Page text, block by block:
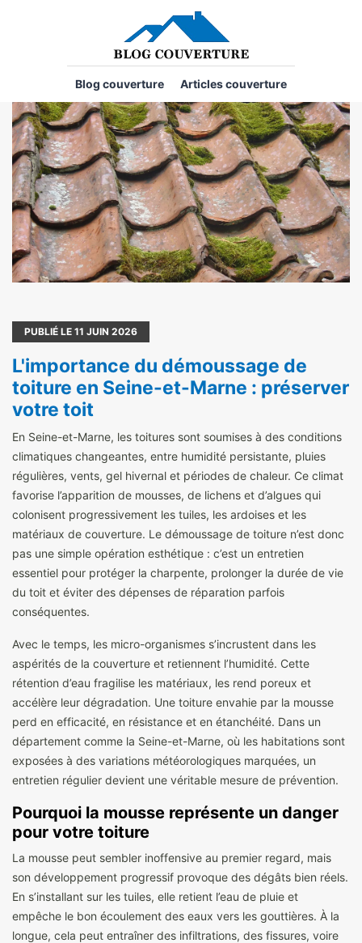
Blog couverture Articles couverture
PUBLIÉ LE 11 JUIN 2026
L'importance du démoussage de
toiture en Seine-et-Marne : préserver
votre toit
En Seine-et-Marne, les toitures sont soumises à des conditions
climatiques changeantes, entre humidité persistante, pluies
régulières, vents, gel hivernal et périodes de chaleur. Ce climat
favorise l’apparition de mousses, de lichens et d’algues qui
colonisent progressivement les tuiles, les ardoises et les
matériaux de couverture. Le démoussage de toiture n’est donc
pas une simple opération esthétique : c’est un entretien
essentiel pour protéger la charpente, prolonger la durée de vie
du toit et éviter des dépenses de réparation parfois
conséquentes.
Avec le temps, les micro-organismes s’incrustent dans les
aspérités de la couverture et retiennent l’humidité. Cette
rétention d’eau fragilise les matériaux, les rend poreux et
accélère leur dégradation. Une toiture envahie par la mousse
perd en efficacité, en résistance et en étanchéité. Dans un
département comme la Seine-et-Marne, où les habitations sont
exposées à des variations météorologiques marquées, un
entretien régulier devient une véritable mesure de prévention.
Pourquoi la mousse représente un danger
pour votre toiture
La mousse peut sembler inoffensive au premier regard, mais
son développement progressif provoque des dégâts bien réels.
En s’installant sur les tuiles, elle retient l’eau de pluie et
empêche le bon écoulement des eaux vers les gouttières. À la
longue, cela peut entraîner des infiltrations, des fissures, voire